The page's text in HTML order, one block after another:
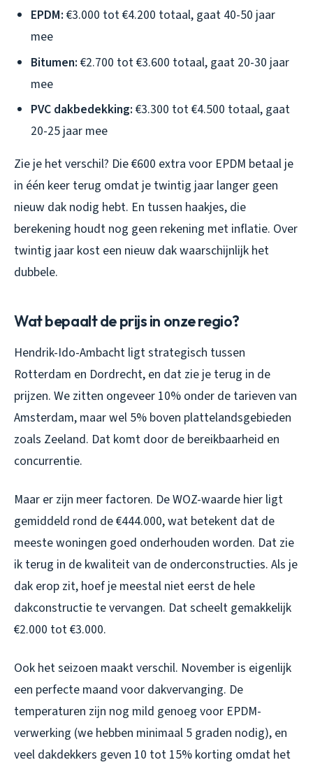
EPDM: €3.000 tot €4.200 totaal, gaat 40-50 jaar
mee
Bitumen: €2.700 tot €3.600 totaal, gaat 20-30 jaar
mee
PVC dakbedekking: €3.300 tot €4.500 totaal, gaat
20-25 jaar mee
Zie je het verschil? Die €600 extra voor EPDM betaal je
in één keer terug omdat je twintig jaar langer geen
nieuw dak nodig hebt. En tussen haakjes, die
berekening houdt nog geen rekening met inflatie. Over
twintig jaar kost een nieuw dak waarschijnlijk het
dubbele.
Wat bepaalt de prijs in onze regio?
Hendrik-Ido-Ambacht ligt strategisch tussen
Rotterdam en Dordrecht, en dat zie je terug in de
prijzen. We zitten ongeveer 10% onder de tarieven van
Amsterdam, maar wel 5% boven plattelandsgebieden
zoals Zeeland. Dat komt door de bereikbaarheid en
concurrentie.
Maar er zijn meer factoren. De WOZ-waarde hier ligt
gemiddeld rond de €444.000, wat betekent dat de
meeste woningen goed onderhouden worden. Dat zie
ik terug in de kwaliteit van de onderconstructies. Als je
dak erop zit, hoef je meestal niet eerst de hele
dakconstructie te vervangen. Dat scheelt gemakkelijk
€2.000 tot €3.000.
Ook het seizoen maakt verschil. November is eigenlijk
een perfecte maand voor dakvervanging. De
temperaturen zijn nog mild genoeg voor EPDM-
verwerking (we hebben minimaal 5 graden nodig), en
veel dakdekkers geven 10 tot 15% korting omdat het